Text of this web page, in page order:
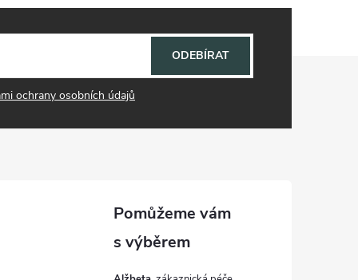
ochrany osobních údajů
ODEBÍRAT